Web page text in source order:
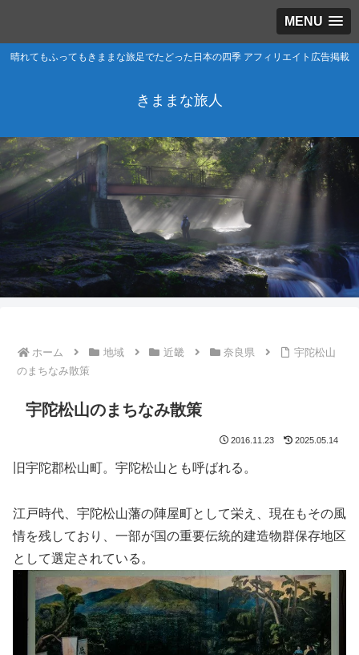
MENU
晴れてもふってもきままな旅足でたどった日本の四季 アフィリエイト広告掲載
きままな旅人
ホーム 地域 近畿 奈良県
宇陀松山
のまちなみ散策
宇陀松山のまちなみ散策
2016.11.23 2025.05.14
旧宇陀郡松山町。宇陀松山とも呼ばれる。
江戸時代、宇陀松山藩の陣屋町として栄え、現在もその風
情を残しており、一部が国の重要伝統的建造物群保存地区
として選定されている。